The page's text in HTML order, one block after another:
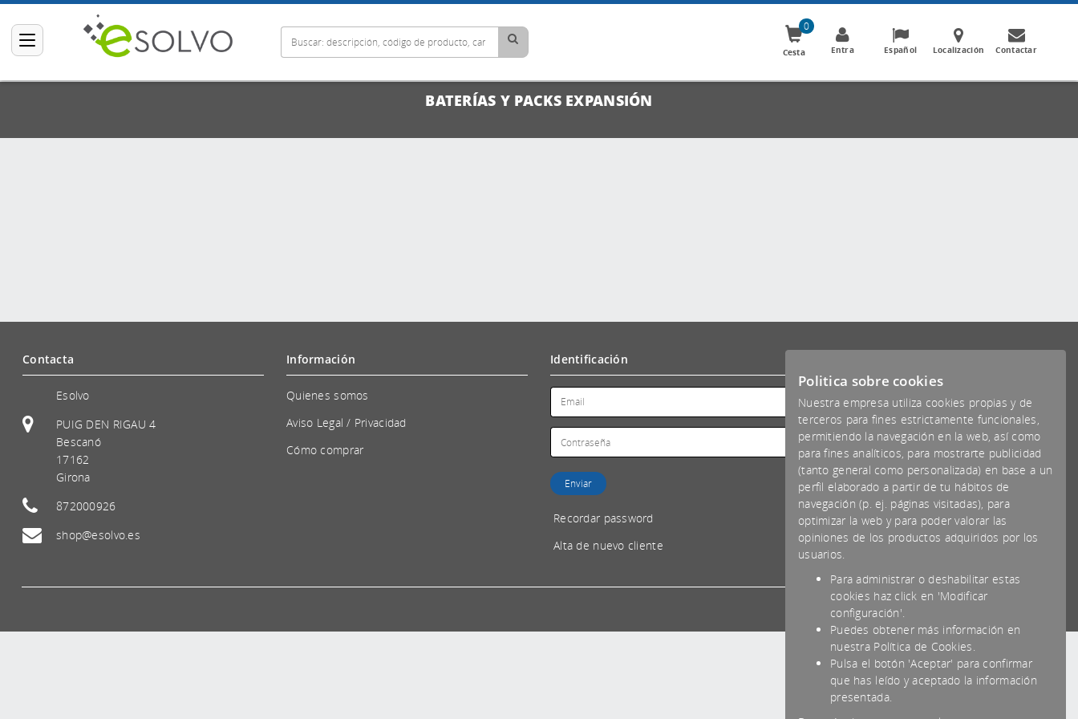
Cesta
0
Entra Español Localización Contactar
BATERÍAS Y PACKS EXPANSIÓN
Contacta
Esolvo
PUIG DEN RIGAU 4
Bescanó
17162
Girona
872000926
shop@esolvo.es
Información
Quienes somos
Aviso Legal / Privacidad
Cómo comprar
Identificación
Recordar password
Alta de nuevo cliente
Politica sobre cookies
Nuestra empresa utiliza cookies propias y de
terceros para fines estrictamente funcionales,
permitiendo la navegación en la web, así como
para fines analíticos, para mostrarte publicidad
(tanto general como personalizada) en base a un
perfil elaborado a partir de tu hábitos de
navegación (p. ej. páginas visitadas), para
optimizar la web y para poder valorar las
opiniones de los productos adquiridos por los
usuarios.
Para administrar o deshabilitar estas
cookies haz click en 'Modificar
configuración'.
Puedes obtener más información en
nuestra Política de Cookies.
Pulsa el botón 'Aceptar' para confirmar
que has leído y aceptado la información
presentada.